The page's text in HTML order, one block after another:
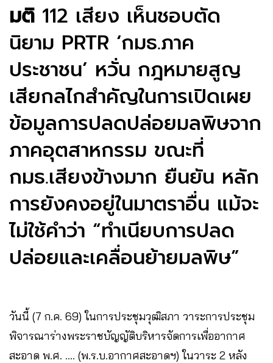
มติ 112 เสียง เห็นชอบตัด
นิยาม PRTR ‘กมธ.ภาค
ประชาชน’ หวั่น กฎหมายสูญ
เสียกลไกสำคัญในการเปิดเผย
ข้อมูลการปลดปล่อยมลพิษจาก
ภาคอุตสาหกรรม ขณะที่
กมธ.เสียงข้างมาก ยืนยัน หลัก
การยังคงอยู่ในมาตราอื่น แม้จะ
ไม่ใช้คำว่า “ทำเนียบการปลด
ปล่อยและเคลื่อนย้ายมลพิษ”
วันนี้ (7 ก.ค. 69) ในการประชุมวุฒิสภา วาระการประชุม
พิจารณาร่างพระราชบัญญัติบริหารจัดการเพื่ออากาศ
สะอาด พ.ศ. …. (พ.ร.บ.อากาศสะอาดฯ) ในวาระ 2 หลัง